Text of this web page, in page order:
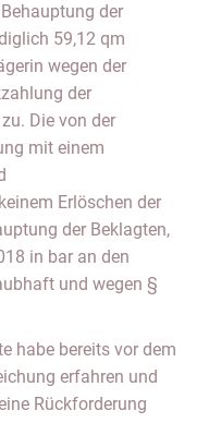
der
59,12 qm
wegen der
der
Die von der
mit einem
Erlöschen der
der Beklagten,
in bar an den
und wegen §
habe bereits vor dem
erfahren und
Rückforderung